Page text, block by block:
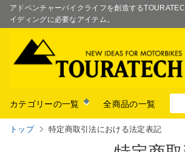
アドベンチャーバイクライフを創造する
イディングに必要なアイテム。
カテゴリーの一覧 全商品の一覧
トップ 特定商取引法における法定表記